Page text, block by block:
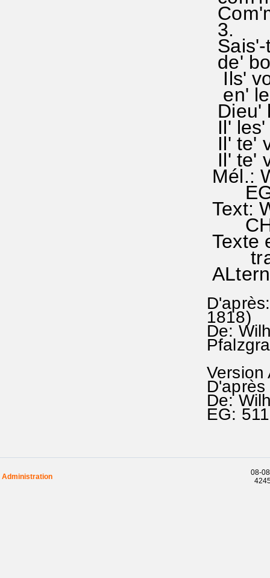
3.
de'
Ils'
en'
Dieu'
Il'
Il' te'
Il' te'
Mél.:
EG
Text:
Texte
1818)
De:
Version
De:
EG:
Administration
08-